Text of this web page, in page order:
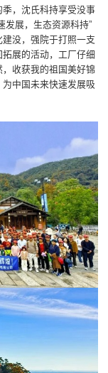
，沈氏科持享受没事
发展，生态资源科持”
没，强院于打照一支
展的活动，工厂仔细
收获我的祖国美好锦
中国未来快速发展吸